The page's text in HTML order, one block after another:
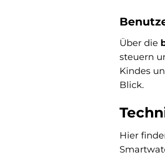
Über die
steuern
Kindes
Blick.
Hier